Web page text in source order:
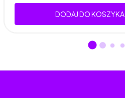
DODAJ DO KOSZYKA